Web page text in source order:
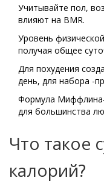
Учитывайте пол,
влияют на BMR.
Уровень
получая общее
Для похудения
день, для набора -
Формула
для большинства
Что такое
калорий?